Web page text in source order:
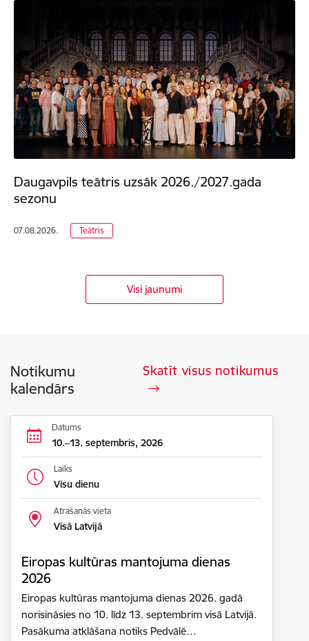
Daugavpils teātris uzsāk 2026./2027.gada
sezonu
07.08.2026. Teātris
Visi jaunumi
Notikumu
kalendārs
Skatīt visus notikumus
Datums
10.–13. septembris, 2026
Laiks
Visu dienu
Atrašanās vieta
Visā Latvijā
Eiropas kultūras mantojuma dienas
2026
Eiropas kultūras mantojuma dienas 2026. gadā
norisināsies no 10. līdz 13. septembrim visā Latvijā.
Pasākuma atklāšana notiks Pedvālē…